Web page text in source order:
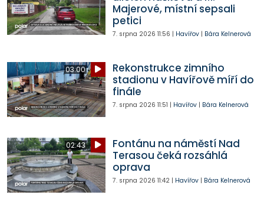
Majerové, místní sepsali
petici
7. srpna 2026 11:56 | Havířov| Bára Kelnerová
03:00
Rekonstrukce zimního
stadionu v Havířově míří do
finále
7. srpna 2026 11:51 | Havířov| Bára Kelnerová
02:43
Fontánu na náměstí Nad
Terasou čeká rozsáhlá
oprava
7. srpna 2026 11:42| Havířov| Bára Kelnerová